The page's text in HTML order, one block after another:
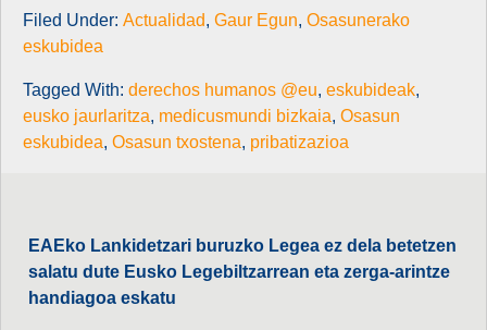
Filed Under: Actualidad, Gaur Egun, Osasunerako
eskubidea
Tagged With: derechos humanos @eu, eskubideak,
eusko jaurlaritza, medicusmundi bizkaia, Osasun
eskubidea, Osasun txostena, pribatizazioa
EAEko Lankidetzari buruzko Legea ez dela betetzen
salatu dute Eusko Legebiltzarrean eta zerga-arintze
handiagoa eskatu